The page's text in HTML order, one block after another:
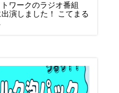
ワークのラジオ番組
演しました！ こてまる